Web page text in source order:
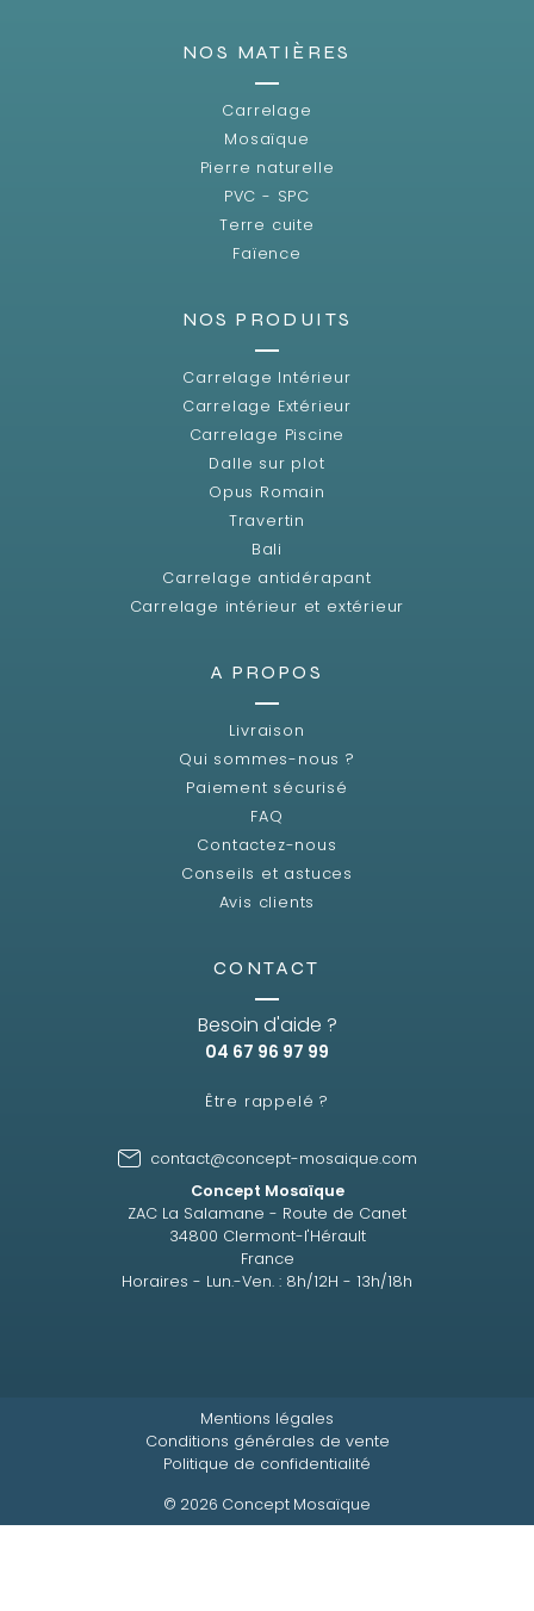
NOS MATIÈRES
Carrelage
Mosaïque
Pierre naturelle
PVC - SPC
Terre cuite
Faïence
NOS PRODUITS
Carrelage Intérieur
Carrelage Extérieur
Carrelage Piscine
Dalle sur plot
Opus Romain
Travertin
Bali
Carrelage antidérapant
Carrelage intérieur et extérieur
A PROPOS
Livraison
Qui sommes-nous ?
Paiement sécurisé
FAQ
Contactez-nous
Conseils et astuces
Avis clients
CONTACT
Besoin d'aide ?
04 67 96 97 99
Être rappelé ?
contact@concept-mosaique.com
Concept Mosaïque
ZAC La Salamane - Route de Canet
34800 Clermont-l'Hérault
France
Horaires - Lun.-Ven. : 8h/12H - 13h/18h
© 2026 Concept Mosaïque
Mentions légales
Conditions générales de vente
Politique de confidentialité